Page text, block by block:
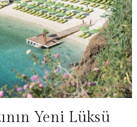
Yeni Lüksü